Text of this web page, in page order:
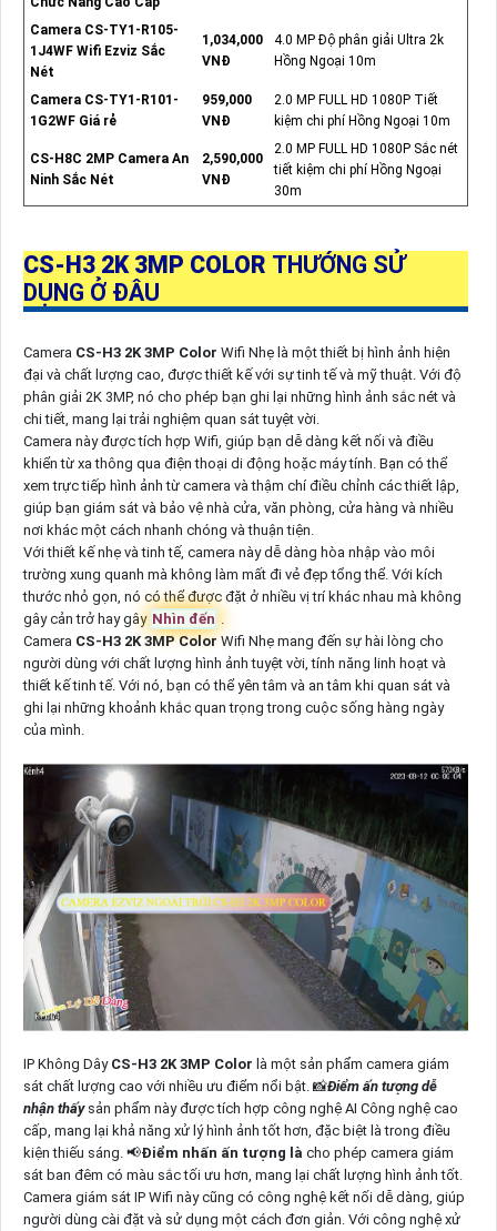
Camera CS-TY1-R105-
1J4WF Wifi Ezviz Sắc
Nét
1,034,000
VNĐ
4.0 MP Độ phân giải Ultra 2k
Hồng Ngoại 10m
Camera CS-TY1-R101-
1G2WF Giá rẻ
959,000
VNĐ
2.0 MP FULL HD 1080P Tiết
kiệm chi phí Hồng Ngoại 10m
CS-H8C 2MP Camera An
Ninh Sắc Nét
2,590,000
VNĐ
2.0 MP FULL HD 1080P Sắc nét
tiết kiệm chi phí Hồng Ngoại
30m
CS-H3 2K 3MP COLOR THƯỚNG SỬ
DỤNG Ở ĐÂU
Camera CS-H3 2K 3MP Color Wifi Nhẹ là một thiết bị hình ảnh hiện
đại và chất lượng cao, được thiết kế với sự tinh tế và mỹ thuật. Với độ
phân giải 2K 3MP, nó cho phép bạn ghi lại những hình ảnh sắc nét và
chi tiết, mang lại trải nghiệm quan sát tuyệt vời.
Camera này được tích hợp Wifi, giúp bạn dễ dàng kết nối và điều
khiển từ xa thông qua điện thoại di động hoặc máy tính. Bạn có thể
xem trực tiếp hình ảnh từ camera và thậm chí điều chỉnh các thiết lập,
giúp bạn giám sát và bảo vệ nhà cửa, văn phòng, cửa hàng và nhiều
nơi khác một cách nhanh chóng và thuận tiện.
Với thiết kế nhẹ và tinh tế, camera này dễ dàng hòa nhập vào môi
trường xung quanh mà không làm mất đi vẻ đẹp tổng thể. Với kích
thước nhỏ gọn, nó có thể được đặt ở nhiều vị trí khác nhau mà không
gây cản trở hay gây Nhìn đến
Camera CS-H3 2K 3MP ColorWifi Nhẹ mang đến sự hài lòng cho
người dùng với chất lượng hình ảnh tuyệt vời, tính năng linh hoạt và
thiết kế tinh tế. Với nó, bạn có thể yên tâm và an tâm khi quan sát và
ghi lại những khoảnh khắc quan trọng trong cuộc sống hàng ngày
của mình.
IP Không Dây CS-H3 2K 3MP Color là một sản phẩm camera giám
sát chất lượng cao với nhiều ưu điểm nổi bật. 📸Điểm ấn tượng dễ
nhận thấy sản phẩm này được tích hợp công nghệ AI Công nghệ cao
cấp, mang lại khả năng xử lý hình ảnh tốt hơn, đặc biệt là trong điều
kiện thiếu sáng. 📢Điểm nhấn ấn tượng là cho phép camera giám
sát ban đêm có màu sắc tối ưu hơn, mang lại chất lượng hình ảnh tốt.
Camera giám sát IP Wifi này cũng có công nghệ kết nối dễ dàng, giúp
người dùng cài đặt và sử dụng một cách đơn giản. Với công nghệ xử